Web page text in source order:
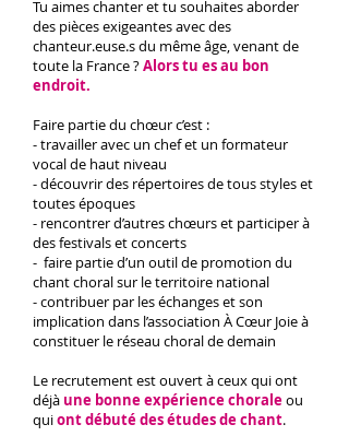
Tu aimes chanter et tu souhaites aborder
des pièces exigeantes avec des
chanteur.euse.s du même âge, venant de
toute la France ?Alors tu es au bon
endroit.
Faire partie du chœur c’est :
- travailler avec un chef et un formateur
vocal de haut niveau
- découvrir des répertoires de tous styles et
toutes époques
- rencontrer d’autres chœurs et participer à
des festivals et concerts
- faire partie d’un outil de promotion du
chant choral sur le territoire national
- contribuer par les échanges et son
implication dans l’association À Cœur Joie à
constituer le réseau choral de demain
Le recrutement est ouvert à ceux qui ont
déjà une bonne expérience choraleou
quiont débuté des études de chant.